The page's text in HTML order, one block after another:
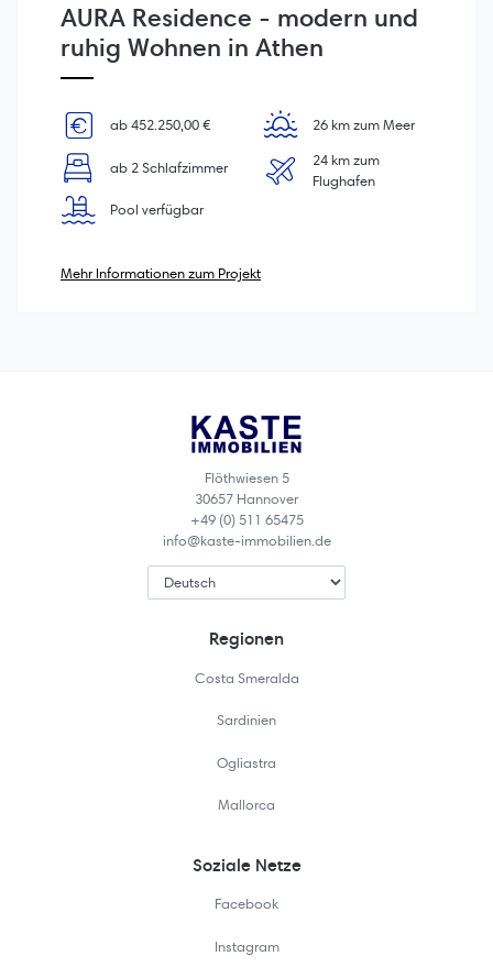
AURA Residence - modern und
ruhig Wohnen in Athen
ab 452.250,00 €
ab 2 Schlafzimmer
Pool verfügbar
26 km zum Meer
24 km zum
Flughafen
Mehr Informationen zum Projekt
Flöthwiesen 5
30657 Hannover
+49 (0) 511 65475
info@kaste-immobilien.de
Regionen
Costa Smeralda
Sardinien
Ogliastra
Mallorca
Soziale Netze
Facebook
Instagram